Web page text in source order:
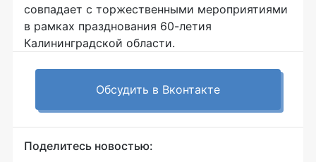
совпадает с торжественными мероприятиями
в рамках празднования 60-летия
Калининградской области.
Обсудить в Вконтакте
Поделитесь новостью: